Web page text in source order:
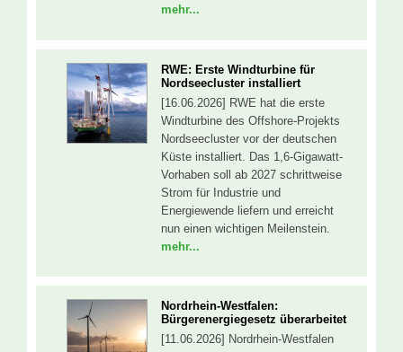
mehr...
RWE: Erste Windturbine für
Nordseecluster installiert
[16.06.2026] RWE hat die erste
Windturbine des Offshore-Projekts
Nordseecluster vor der deutschen
Küste installiert. Das 1,6-Gigawatt-
Vorhaben soll ab 2027 schrittweise
Strom für Industrie und
Energiewende liefern und erreicht
nun einen wichtigen Meilenstein.
mehr...
Nordrhein-Westfalen:
Bürgerenergiegesetz überarbeitet
[11.06.2026] Nordrhein-Westfalen